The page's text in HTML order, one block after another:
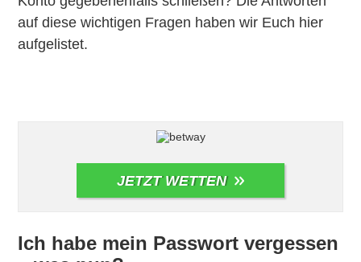
auf diese wichtigen Fragen haben wir Euch hier
aufgelistet.
JETZT WETTEN
Ich habe mein Passwort vergessen